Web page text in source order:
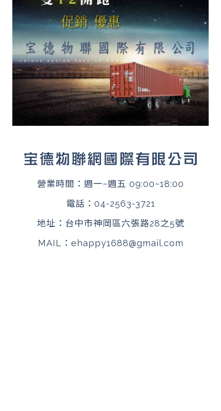
營業時間：週一~週五 09:00~18:00
電話： 04-2563-3721
地址： 台中市神岡區六張路28之5號
MAIL： ehappy1688@gmail.com